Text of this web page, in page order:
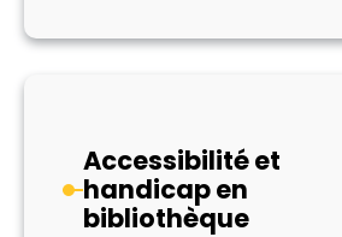
Accessibilité et
handicap en
bibliothèque